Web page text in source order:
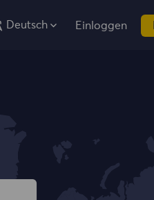
Deutsch Einloggen